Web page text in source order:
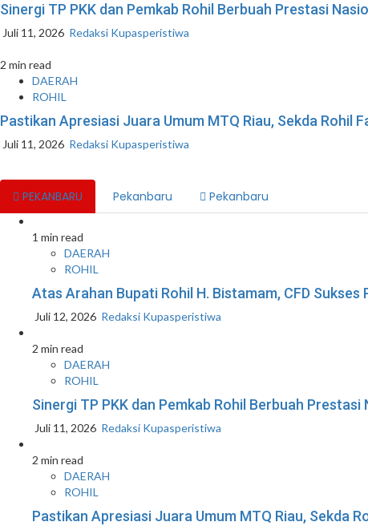
Sinergi TP PKK dan Pemkab Rohil Berbuah Prestasi
Juli 11, 2026 Redaksi Kupasperistiwa
2 min read
DAERAH
ROHIL
Pastikan Apresiasi Juara Umum MTQ Riau, Sekda Rohil
Juli 11, 2026 Redaksi Kupasperistiwa
PEKANBARU Pekanbaru Pekanbaru
1 min read
DAERAH
ROHIL
Atas Arahan Bupati Rohil H. Bistamam, CFD
Juli 12, 2026 Redaksi Kupasperistiwa
2 min read
DAERAH
ROHIL
Sinergi TP PKK dan Pemkab Rohil Berbuah
Juli 11, 2026 Redaksi Kupasperistiwa
2 min read
DAERAH
ROHIL
Pastikan Apresiasi Juara Umum MTQ Riau, Sekda